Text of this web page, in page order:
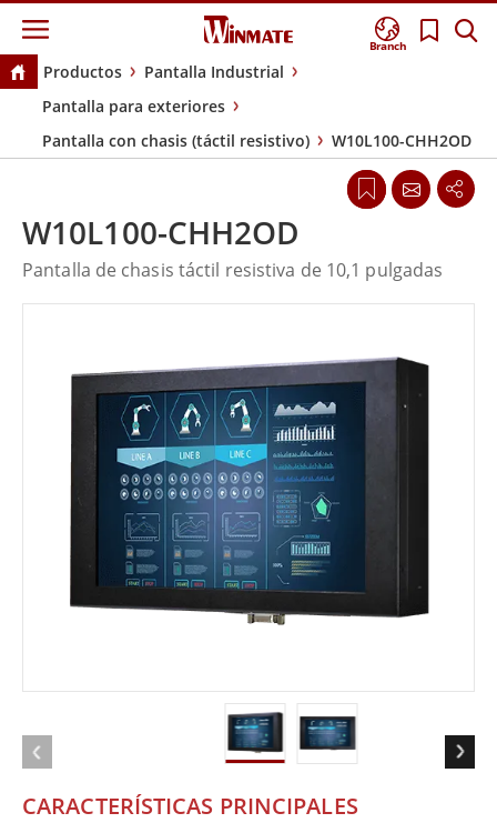
Branch
Productos
Pantalla Industrial
Pantalla para exteriores
Pantalla con chasis (táctil resistivo)
W10L100-CHH2OD
CARACTERÍSTICAS PRINCIPALES
W10L100-CHH2OD
Pantalla de chasis táctil resistiva de 10,1 pulgadas